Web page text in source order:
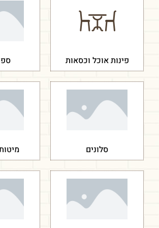
פינות אוכל וכסאות
סלונים